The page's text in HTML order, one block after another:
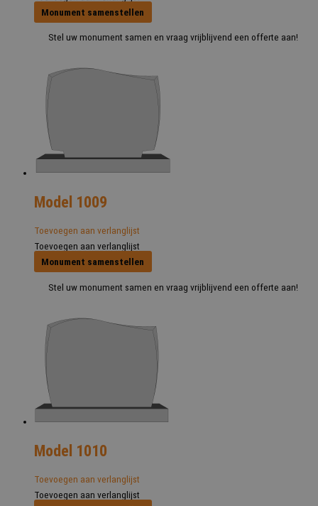
Monument samenstellen
Stel uw monument samen en vraag vrijblijvend een offerte aan!
Model 1009
Toevoegen aan verlanglijst
Toevoegen aan verlanglijst
Monument samenstellen
Stel uw monument samen en vraag vrijblijvend een offerte aan!
Model 1010
Toevoegen aan verlanglijst
Toevoegen aan verlanglijst